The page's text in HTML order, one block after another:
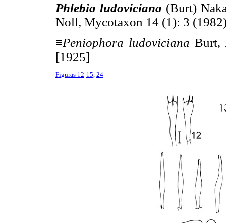
Phlebia ludoviciana (Burt)
Noll, Mycotaxon 14 (1): 3
≡Peniophora ludoviciana Burt,
[1925]
Figuras 12-15, 24